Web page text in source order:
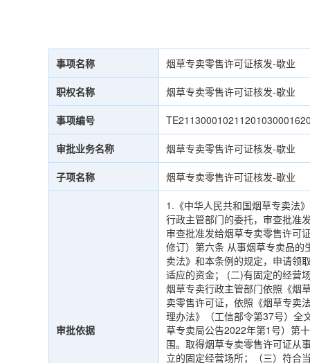
事项名称 烟草专卖零售许可证核发-歇业
职权名称 烟草专卖零售许可证核发-歇业
事项编号
审批业务名称 烟草专卖零售许可证核发-歇业
子项名称 烟草专卖零售许可证核发-歇业
审批依据
1.《中华人民共和国烟草专卖法
行政主管部门的委托，审查批准
审查批准发给烟草专卖零售许可
修订）第六条 从事烟草专卖品的
卖法》和本条例的规定，申请领
适应的资金； (二)有固定的经营
烟草专卖行政主管部门依照《烟
卖零售许可证，依照《烟草专卖
理办法》（工信部令第37号）全
草专卖局公告2022年第1号）第
围。取得烟草专卖零售许可证从
立的固定经营场所；（三）符合